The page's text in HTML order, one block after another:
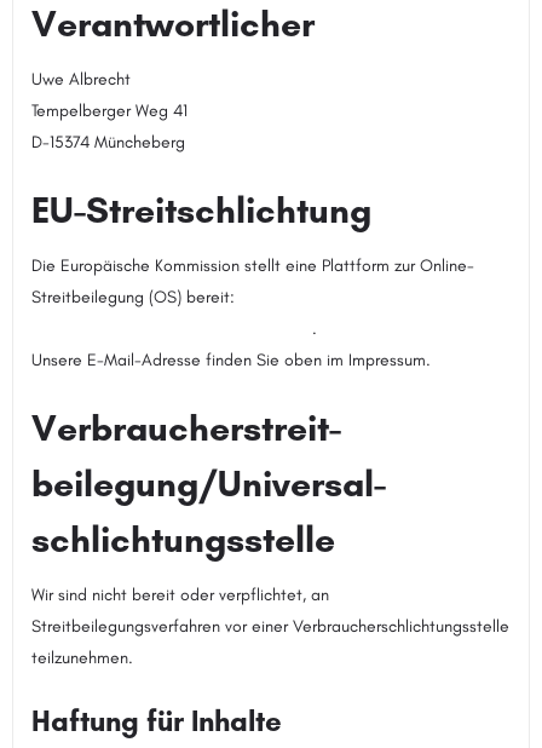
Verantwortlicher
Uwe Albrecht
Tempelberger Weg 41
D-15374 Müncheberg
EU-Streitschlichtung
Die Europäische Kommission stellt eine Plattform zur Online-
Streitbeilegung (OS) bereit:
.
Unsere E-Mail-Adresse finden Sie oben im Impressum.
Verbraucher­streit­
beilegung/Universal­
schlichtungs­stelle
Wir sind nicht bereit oder verpflichtet, an
Streitbeilegungsverfahren vor einer Verbraucherschlichtungsstelle
teilzunehmen.
Haftung für Inhalte